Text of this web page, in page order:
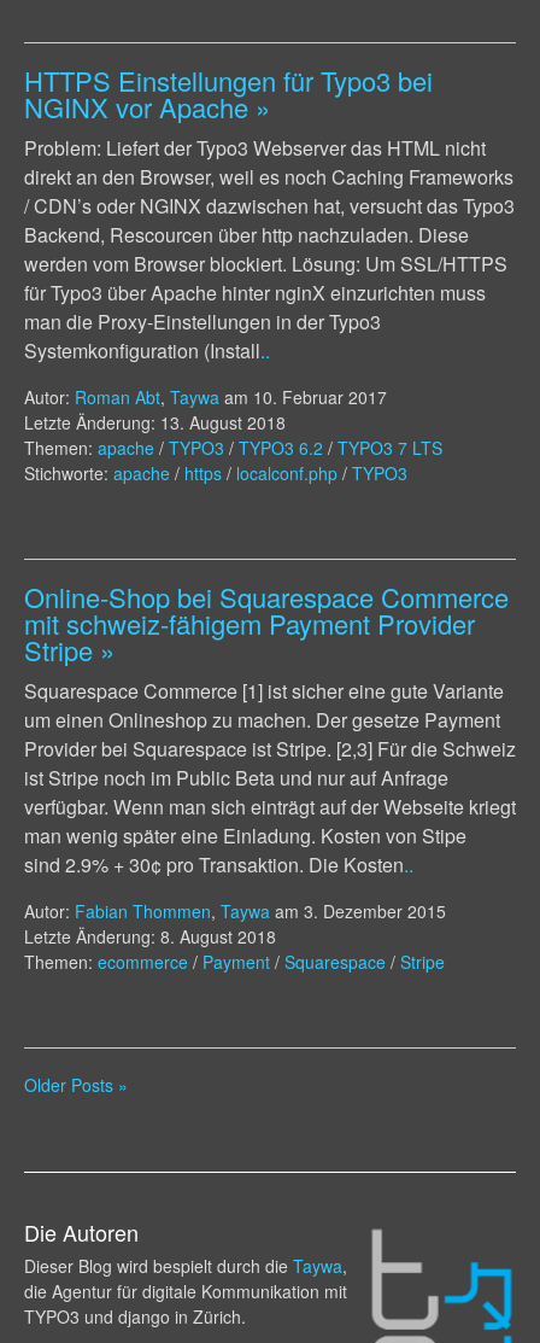
HTTPS Einstellungen für Typo3 bei
NGINX vor Apache »
Problem: Liefert der Typo3 Webserver das HTML nicht
direkt an den Browser, weil es noch Caching Frameworks
/ CDN’s oder NGINX dazwischen hat, versucht das Typo3
Backend, Rescourcen über http nachzuladen. Diese
werden vom Browser blockiert. Lösung: Um SSL/HTTPS
für Typo3 über Apache hinter nginX einzurichten muss
man die Proxy-Einstellungen in der Typo3
Systemkonfiguration (Install..
Autor: Roman Abt, Taywa am 10. Februar 2017
Letzte Änderung: 13. August 2018
Themen: apache / TYPO3 / TYPO3 6.2 / TYPO3 7 LTS
Stichworte: apache / https / localconf.php / TYPO3
Online-Shop bei Squarespace Commerce
mit schweiz-fähigem Payment Provider
Stripe »
Squarespace Commerce [1] ist sicher eine gute Variante
um einen Onlineshop zu machen. Der gesetze Payment
Provider bei Squarespace ist Stripe. [2,3] Für die Schweiz
ist Stripe noch im Public Beta und nur auf Anfrage
verfügbar. Wenn man sich einträgt auf der Webseite kriegt
man wenig später eine Einladung. Kosten von Stipe
sind 2.9% + 30¢ pro Transaktion. Die Kosten..
Autor: Fabian Thommen, Taywa am 3. Dezember 2015
Letzte Änderung: 8. August 2018
Themen: ecommerce / Payment / Squarespace / Stripe
Older Posts »
Die Autoren
Dieser Blog wird bespielt durch die Taywa,
die Agentur für digitale Kommunikation mit
TYPO3 und django in Zürich.